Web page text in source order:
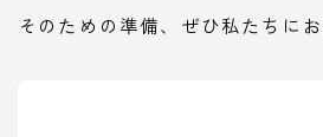
そのための準備、ぜひ私たちにお